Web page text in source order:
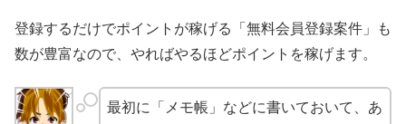
登録するだけでポイントが稼げる「無料会員登録案件」も
数が豊富なので、やればやるほどポイントを稼げます。
最初に「メモ帳」などに書いておいて、あ